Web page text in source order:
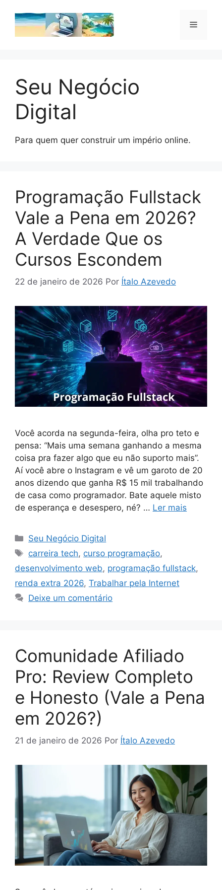
para
Menu
Seu Negócio
Digital
Para quem quer construir um império online.
Programação Fullstack
Vale a Pena em 2026?
A Verdade Que os
Cursos Escondem
22 de janeiro de 2026 Por Ítalo Azevedo
Você acorda na segunda-feira, olha pro teto e
pensa: “Mais uma semana ganhando a mesma
coisa pra fazer algo que eu não suporto mais”.
Aí você abre o Instagram e vê um garoto de 20
anos dizendo que ganha R$ 15 mil trabalhando
de casa como programador. Bate aquele misto
de esperança e desespero, né? … Ler mais
Categorias
Seu Negócio Digital
Tags
carreira tech, curso programação,
desenvolvimento web, programação fullstack,
renda extra 2026, Trabalhar pela Internet
Deixe um comentário
Comunidade Afiliado
Pro: Review Completo
e Honesto (Vale a Pena
em 2026?)
21 de janeiro de 2026 Por Ítalo Azevedo